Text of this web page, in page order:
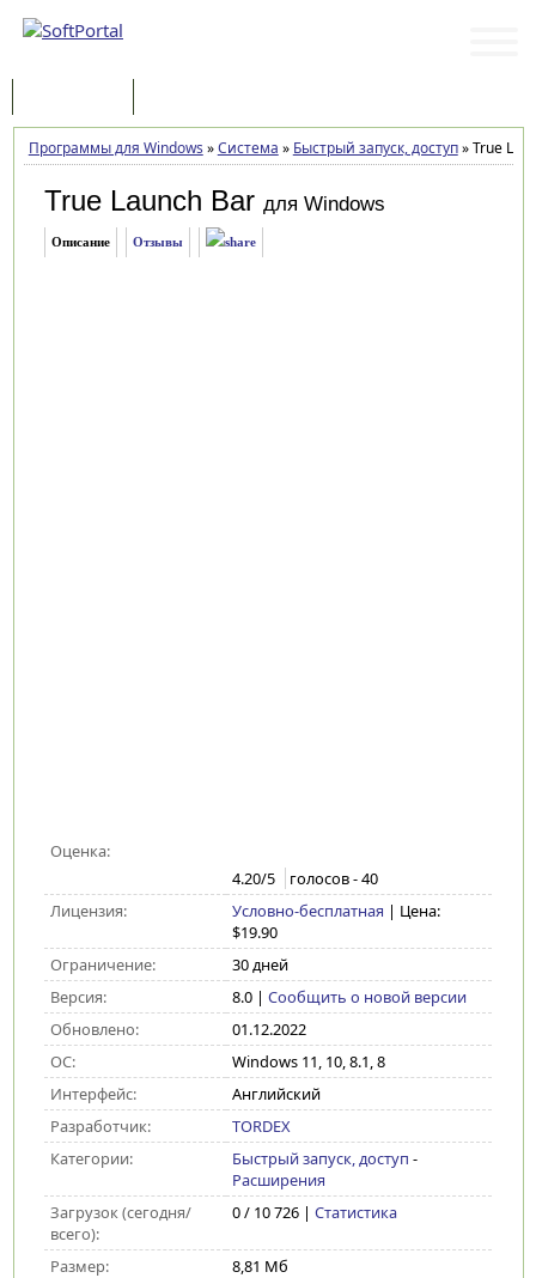
Программы для Windows »Система » Быстрый запуск, доступ»True
True Launch Bar для Windows
Описание Отзывы
Оценка:
4.20/5 голосов -40
Лицензия:
Условно-бесплатная | Цена:
$19.90
Ограничение:
30 дней
Версия:
8.0| Сообщить о новой версии
Обновлено:
01.12.2022
ОС:
Windows 11, 10, 8.1, 8
Интерфейс:
Английский
Разработчик:
TORDEX
Категории:
Быстрый запуск, доступ -
Расширения
Загрузок (сегодня/
всего):
0 / 10 726 | Статистика
Размер: 8,81 Мб